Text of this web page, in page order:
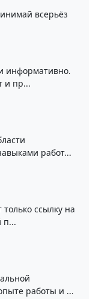
всерьёз
информативно.
и пр...
работ...
ссылку на
п...
работы и ...